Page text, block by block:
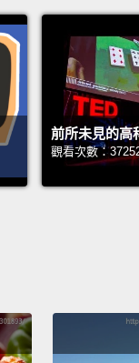
前所未見的高
觀看次數：